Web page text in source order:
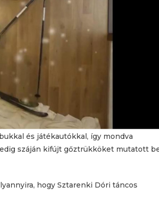
és játékautókkal, így mondva
száján kifújt gőztrükköket mutatott
hogy Sztarenki Dóri táncos